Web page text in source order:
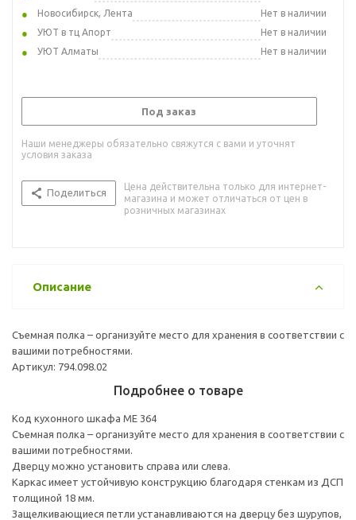
Новосибирск, Лента
Нет в наличии
УЮТ в тц Апорт
Нет в наличии
УЮТ Алматы
Нет в наличии
Под заказ
Наши менеджеры обязательно свяжутся с вами и уточнят
условия заказа
Поделиться
Цена действительна только для интернет-
магазина и может отличаться от цен в
розничных магазинах
Описание
Съемная полка – организуйте место для хранения в соответствии с
вашими потребностями.
Артикул: 794.098.02
Подробнее о товаре
Код кухонного шкафа ME 364
Съемная полка – организуйте место для хранения в соответствии с
вашими потребностями.
Дверцу можно установить справа или слева.
Каркас имеет устойчивую конструкцию благодаря стенкам из ДСП
толщиной 18 мм.
Защелкивающиеся петли устанавливаются на дверцу без шурупов,